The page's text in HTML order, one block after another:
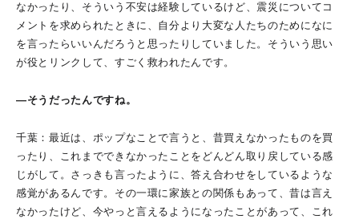
なかったり、そういう不安は経験しているけど、震災についてコ
メントを求められたときに、自分より大変な人たちのためになに
を言ったらいいんだろうと思ったりしていました。そういう思い
が役とリンクして、すごく救われたんです。
―そうだったんですね。
千葉：最近は、ポップなことで言うと、昔買えなかったものを買
ったり、これまでできなかったことをどんどん取り戻している感
じがして。さっきも言ったように、答え合わせをしているような
感覚があるんです。その一環に家族との関係もあって、昔は言え
なかったけど、今やっと言えるようになったことがあって、これ